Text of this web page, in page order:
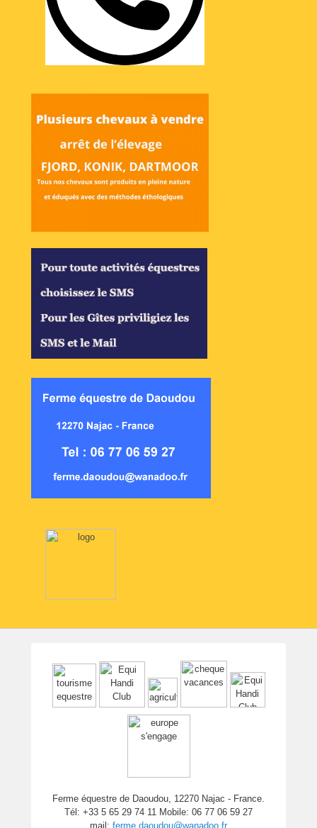
Ferme équestre de Daoudou, 12270 Najac - France.
Tél: +33 5 65 29 74 11 Mobile: 06 77 06 59 27
mail: ferme.daoudou@wanadoo.fr